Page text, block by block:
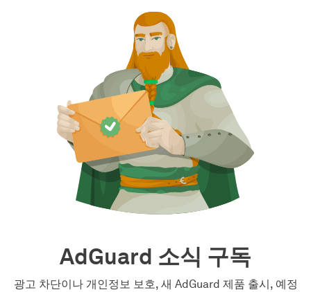
AdGuard 소식 구독
광고 차단이나 개인정보 보호, 새 AdGuard 제품 출시, 예정